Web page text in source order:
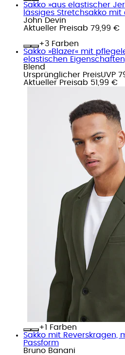
Sakko »aus elastischer
lässiges Stretchsakko
John Devin
Aktueller Preisab 79,99 €
+
Farben
Sakko »Blazer« mit
elastischen
Blend
Ursprünglicher PreisUVP
Aktueller Preisab 51,99 €
+
Farben
Sakko mit Reverskragen,
Passform
Bruno Banani